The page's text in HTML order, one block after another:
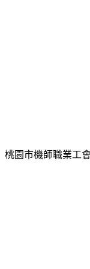
桃園市機師職業工